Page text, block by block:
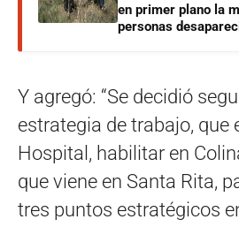
en primer plano la
personas
Y agregó: “Se decidió
estrategia de trabajo, que
Hospital, habilitar en
que viene en Santa Rita,
tres puntos estratégicos